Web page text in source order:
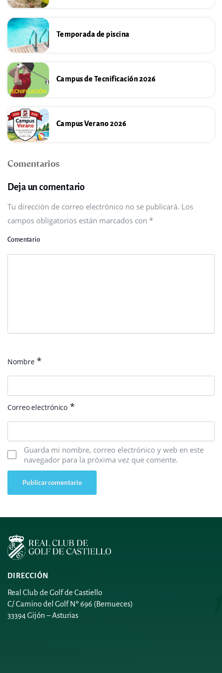
Temporada de piscina
Campus de Tecnificación 2026
Campus Verano 2026
Comentarios
Deja un comentario
Tu dirección de correo electrónico no se publicará. Los
campos obligatorios están marcados con *
Comentario
Nombre *
Correo electrónico *
Guarda mi nombre, correo electrónico y web en este
navegador para la próxima vez que comente.
DIRECCIÓN
Real Club de Golf de Castiello
C/ Camino del Golf Nº 696 (Bernueces)
33394 Gijón – Asturias